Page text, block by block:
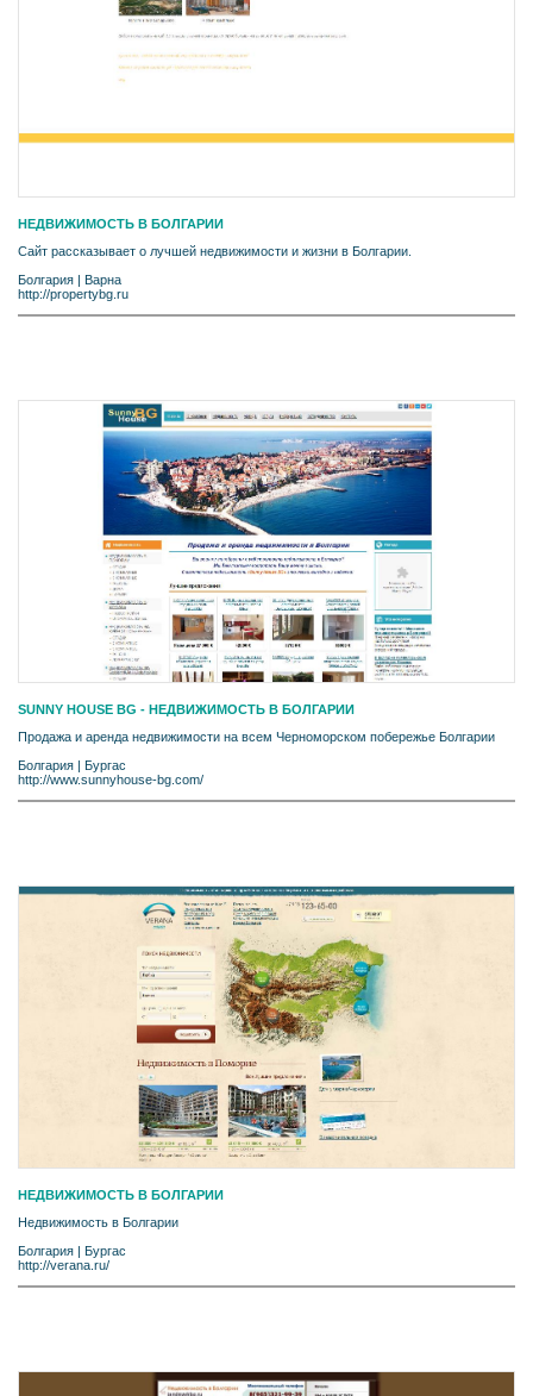
НЕДВИЖИМОСТЬ В БОЛГАРИИ
Сайт рассказывает о лучшей недвижимости и жизни в Болгарии.
Болгария | Варна
http://propertybg.ru
SUNNY HOUSE BG - НЕДВИЖИМОСТЬ В БОЛГАРИИ
Продажа и аренда недвижимости на всем Черноморском побережье Болгарии
Болгария | Бургас
http://www.sunnyhouse-bg.com/
НЕДВИЖИМОСТЬ В БОЛГАРИИ
Недвижимость в Болгарии
Болгария | Бургас
http://verana.ru/